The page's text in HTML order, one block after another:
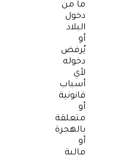
ما من
دخول
البلاد
أو
يُرفض
دخوله
لأي
أسباب
قانونية
أو
متعلقة
بالهجرة
أو